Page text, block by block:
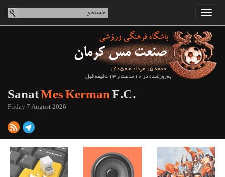
جمعه 15 مرداد ماه 1405
به‌روزشده در 10 ساعت و 13 دقیقه قبل
SanatMes KermanF.C.
Friday 7 August 2026